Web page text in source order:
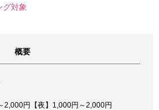
対象
概要
2,000円【夜】1,000円～2,000円